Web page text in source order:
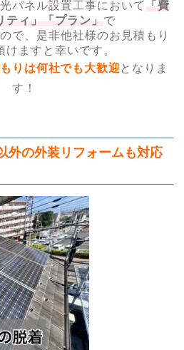
パネル設置工事において
「費
ティ」「プラン」 で
で、是非他社様のお見積もり
けますと幸いです。
りは何社でも大歓迎 となりま
す！
外の外装リフォームも対応